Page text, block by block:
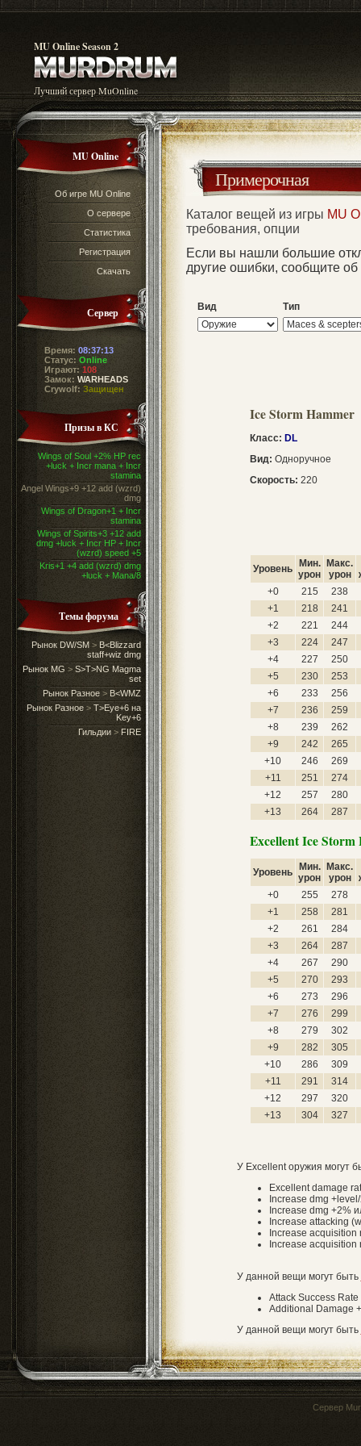
MU Online Season 2
Лучший сервер MuOnline
MU Online
Об игре MU Online
О сервере
Статистика
Регистрация
Скачать
Сервер
Время: 08:37:13
Статус: Online
Играют: 108
Замок: WARHEADS
Crywolf: Защищен
Призы в КС
Wings of Soul +2% HP rec
+luck + Incr mana + Incr
stamina
Angel Wings+9 +12 add (wzrd)
dmg
Wings of Dragon+1 + Incr
stamina
Wings of Spirits+3 +12 add
dmg +luck + Incr HP + Incr
(wzrd) speed +5
Kris+1 +4 add (wzrd) dmg
+luck + Mana/8
Темы форума
Рынок DW/SM > B<Blizzard
staff+wiz dmg
Рынок MG > S>T>NG Magma
set
Рынок Разное > B<WMZ
Рынок Разное > T>Eye+6 на
Key+6
Гильдии > FIRE
Примерочная
Каталог вещей из игры MU
требования, опции
Если вы нашли большие
другие ошибки, сообщите
Вид Тип
Ice Storm Hammer
Класс: DL
Вид: Одноручное
Скорость: 220
Уровень
Мин.
урон
Макс.
урон
+0
215
238
+1
218
241
+2
221
244
+3
224
247
+4
227
250
+5
230
253
+6
233
256
+7
236
259
+8
239
262
+9
242
265
+10
246
269
+11
251
274
+12
257
280
+13
264 287
Excellent Ice Storm
Уровень
Мин.
урон
Макс.
урон
+0
255
278
+1
258
281
+2
261
284
+3
264
287
+4
267
290
+5
270
293
+6
273
296
+7
276
299
+8
279
302
+9
282
305
+10
286
309
+11
291
314
+12
297
320
+13
304 327
У Excellent оружия могут
Excellent damage
Increase dmg
Increase dmg +2%
Increase attacking
Increase acquisition
Increase
У данной вещи могут быть
Attack Success Rate
Additional Damage
У данной вещи могут быть
Сервер